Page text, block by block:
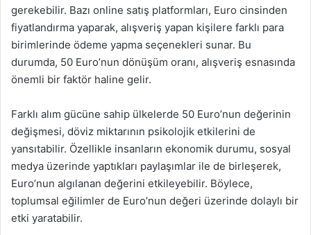
gerekebilir. Bazı online satış platformları, Euro cinsinden
fiyatlandırma yaparak, alışveriş yapan kişilere farklı para
birimlerinde ödeme yapma seçenekleri sunar. Bu
durumda, 50 Euro’nun dönüşüm oranı, alışveriş esnasında
önemli bir faktör haline gelir.
Farklı alım gücüne sahip ülkelerde 50 Euro’nun değerinin
değişmesi, döviz miktarının psikolojik etkilerini de
yansıtabilir. Özellikle insanların ekonomik durumu, sosyal
medya üzerinde yaptıkları paylaşımlar ile de birleşerek,
Euro’nun algılanan değerini etkileyebilir. Böylece,
toplumsal eğilimler de Euro’nun değeri üzerinde dolaylı bir
etki yaratabilir.